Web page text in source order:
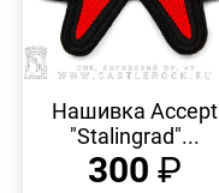
ПРОСМОТР
Нашивка Accept
"Stalingrad"...
300 ₽